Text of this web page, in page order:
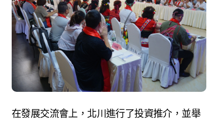
在發展交流會上，北川進行了投資推介，並舉